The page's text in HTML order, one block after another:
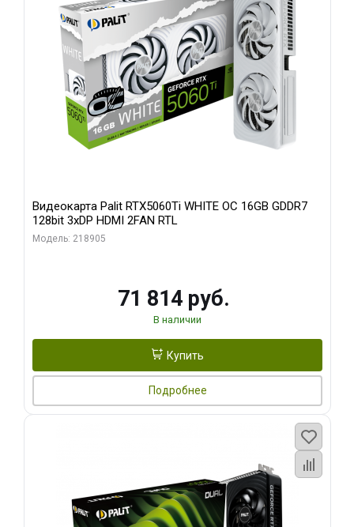
Видеокарта Palit RTX5060Ti WHITE OC 16GB GDDR7
128bit 3xDP HDMI 2FAN RTL
Модель: 218905
71 814 руб.
В наличии
Купить
Подробнее